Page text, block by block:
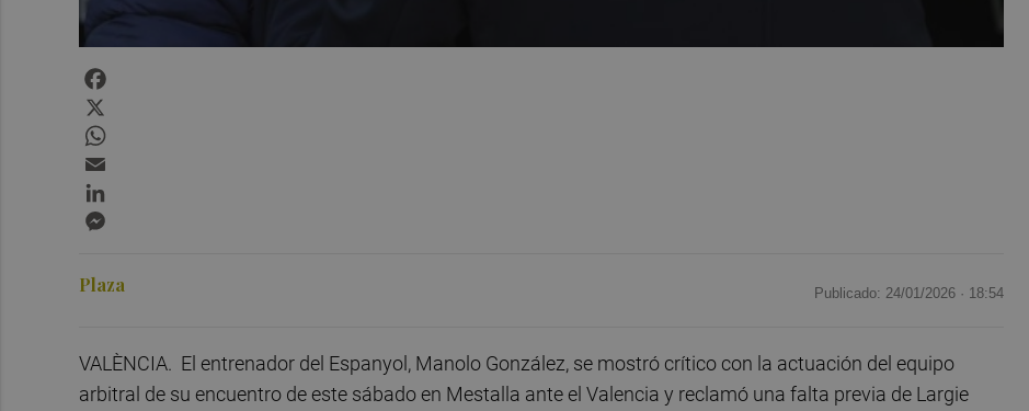
Plaza Publicado: 24/01/2026 · 18:54
VALÈNCIA. El entrenador del Espanyol, Manolo González, se mostró crítico con la actuación del equipo
arbitral de su encuentro de este sábado en Mestalla ante el Valencia y reclamó una falta previa de Largie